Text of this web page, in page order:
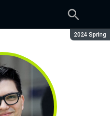
Сезон:
2024 Spring